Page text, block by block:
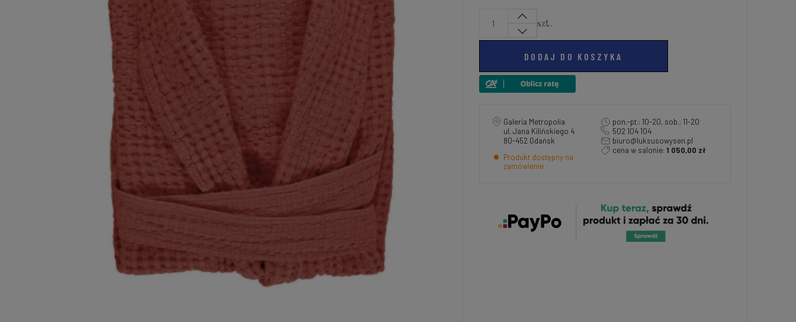
szt.
DODAJ DO KOSZYKA
Galeria Metropolia
ul. Jana Kilińskiego 4
80-452 Gdańsk
Produkt dostępny na
zamówienie
pon.-pt.: 10-20, sob.: 11-20
502 104 104
biuro@luksusowysen.pl
cena w salonie: 1 050,00 zł